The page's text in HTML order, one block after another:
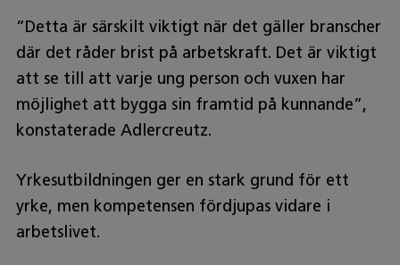
”Detta är särskilt viktigt när det gäller branscher
där det råder brist på arbetskraft. Det är viktigt
att se till att varje ung person och vuxen har
möjlighet att bygga sin framtid på kunnande”,
konstaterade Adlercreutz.
Yrkesutbildningen ger en stark grund för ett
yrke, men kompetensen fördjupas vidare i
arbetslivet.